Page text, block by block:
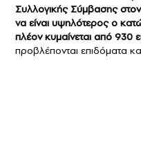
Συλλογικής Σύμβασης στον
να είναι υψηλότερος ο
πλέον κυμαίνεται από 930
προβλέπονται επιδόματα